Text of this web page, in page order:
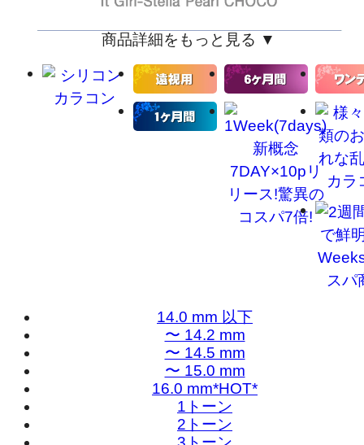
商品詳細をもっと見る ▼
14.0 mm 以下
〜 14.2 mm
〜 14.5 mm
〜 15.0 mm
16.0 mm*HOT*
1トーン
2トーン